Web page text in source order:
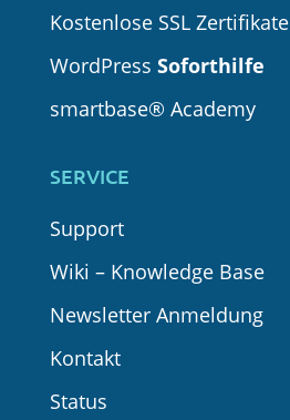
Kostenlose SSL Zertifikate
WordPress Soforthilfe
smartbase® Academy
SERVICE
Support
Wiki – Knowledge Base
Newsletter Anmeldung
Kontakt
Status